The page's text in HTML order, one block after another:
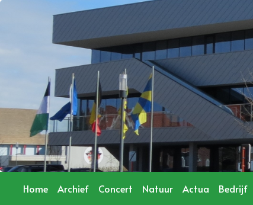
Home Archief Concert Natuur Actua Bedrijf